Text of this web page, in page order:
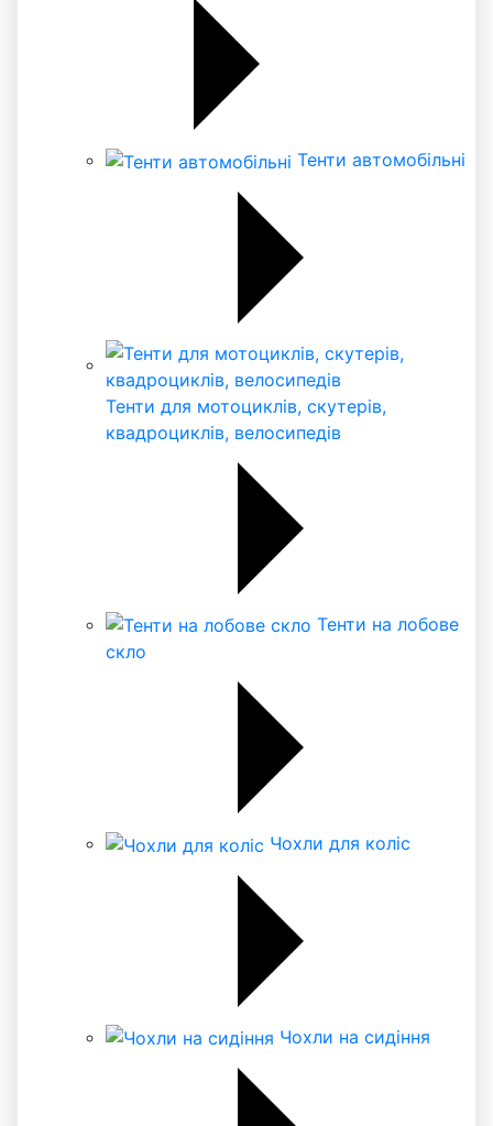
Тенти автомобільні
Тенти для мотоциклів, скутерів,
квадроциклів, велосипедів
Тенти на лобове
скло
Чохли для коліс
Чохли на сидіння